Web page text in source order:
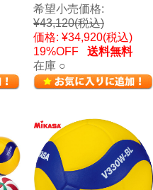
希望小売価格:
¥43,120(税込)
価格: ¥34,920(税込)
19%OFF
送料無料
在庫 ○